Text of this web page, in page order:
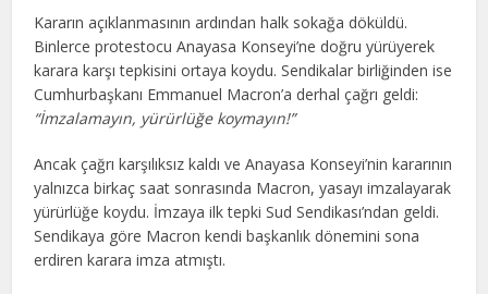
Kararın açıklanmasının ardından halk sokağa döküldü.
Binlerce protestocu Anayasa Konseyi’ne doğru yürüyerek
karara karşı tepkisini ortaya koydu. Sendikalar birliğinden ise
Cumhurbaşkanı Emmanuel Macron’a derhal çağrı geldi:
“İmzalamayın, yürürlüğe koymayın!”
Ancak çağrı karşılıksız kaldı ve Anayasa Konseyi’nin kararının
yalnızca birkaç saat sonrasında Macron, yasayı imzalayarak
yürürlüğe koydu. İmzaya ilk tepki Sud Sendikası’ndan geldi.
Sendikaya göre Macron kendi başkanlık dönemini sona
erdiren karara imza atmıştı.